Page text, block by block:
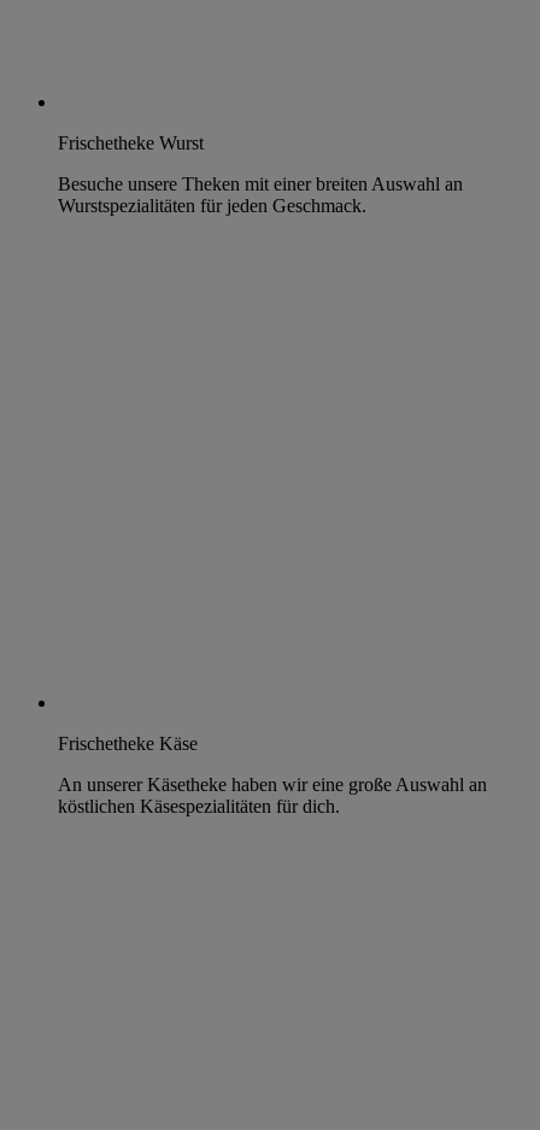
Frischetheke Wurst
Besuche unsere Theken mit einer breiten Auswahl an
Wurstspezialitäten für jeden Geschmack.
Frischetheke Käse
An unserer Käsetheke haben wir eine große Auswahl an
köstlichen Käsespezialitäten für dich.